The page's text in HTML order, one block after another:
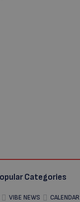
Categories
VIBE NEWS CALENDAR